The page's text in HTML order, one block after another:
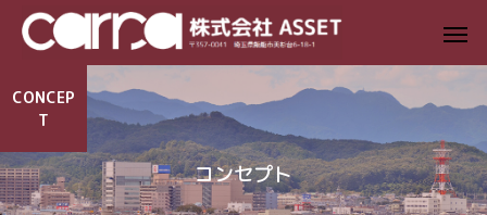
コンセプト
CONCEP
T